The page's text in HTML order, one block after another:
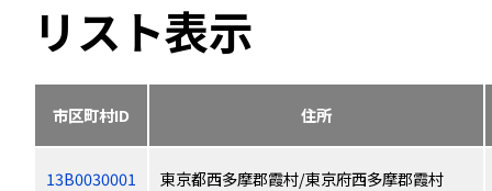
リスト表示
市区町村ID 住所
13B0030001 東京都西多摩郡霞村/東京府西多摩郡霞村